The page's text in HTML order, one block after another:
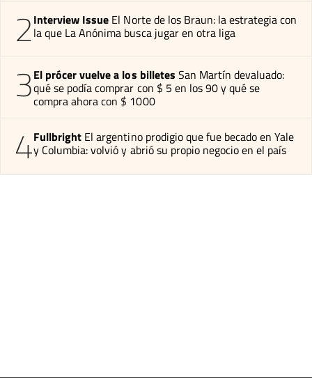
2Interview Issue El Norte de los Braun: la estrategia con
la que La Anónima busca jugar en otra liga
3El prócer vuelve a los billetes San Martín devaluado:
qué se podía comprar con $ 5 en los 90 y qué se
compra ahora con $ 1000
4Fullbright El argentino prodigio que fue becado en Yale
y Columbia: volvió y abrió su propio negocio en el país